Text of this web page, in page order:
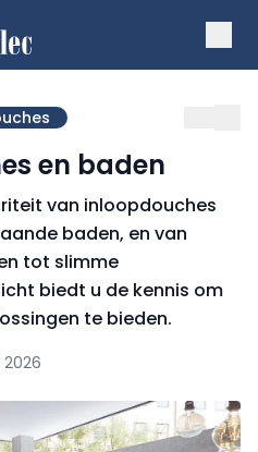
en baden
van inloopdouches
baden, en van
tot slimme
biedt u de kennis om
te bieden.